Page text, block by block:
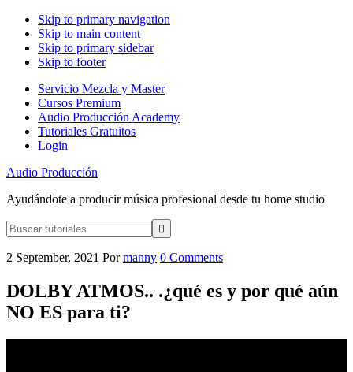
Skip to primary navigation
Skip to main content
Skip to primary sidebar
Skip to footer
Servicio Mezcla y Master
Cursos Premium
Audio Producción Academy
Tutoriales Gratuitos
Login
Audio Producción
Ayudándote a producir música profesional desde tu home studio
Buscar
tutoriales
2 September, 2021 Pormanny 0 Comments
DOLBY ATMOS.. .¿qué es y por qué aún
NO ES para ti?